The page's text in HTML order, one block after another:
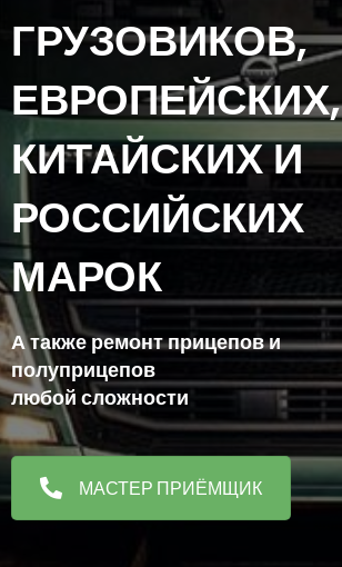
ГРУЗОВИКОВ,
ЕВРОПЕЙСКИХ,
КИТАЙСКИХ И
РОССИЙСКИХ
МАРОК
А также ремонт прицепов и
полуприцепов
любой сложности
МАСТЕР ПРИЁМЩИК